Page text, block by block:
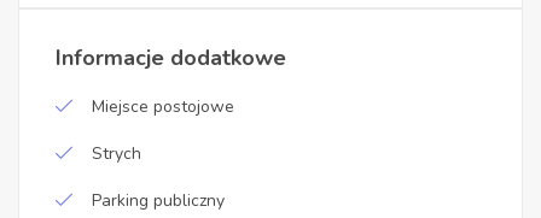
Informacje dodatkowe
Miejsce postojowe
Strych
Parking publiczny